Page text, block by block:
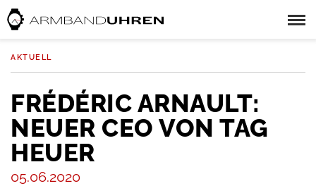
AKTUELL
FRÉDÉRIC ARNAULT:
NEUER CEO VON TAG
HEUER
05.06.2020